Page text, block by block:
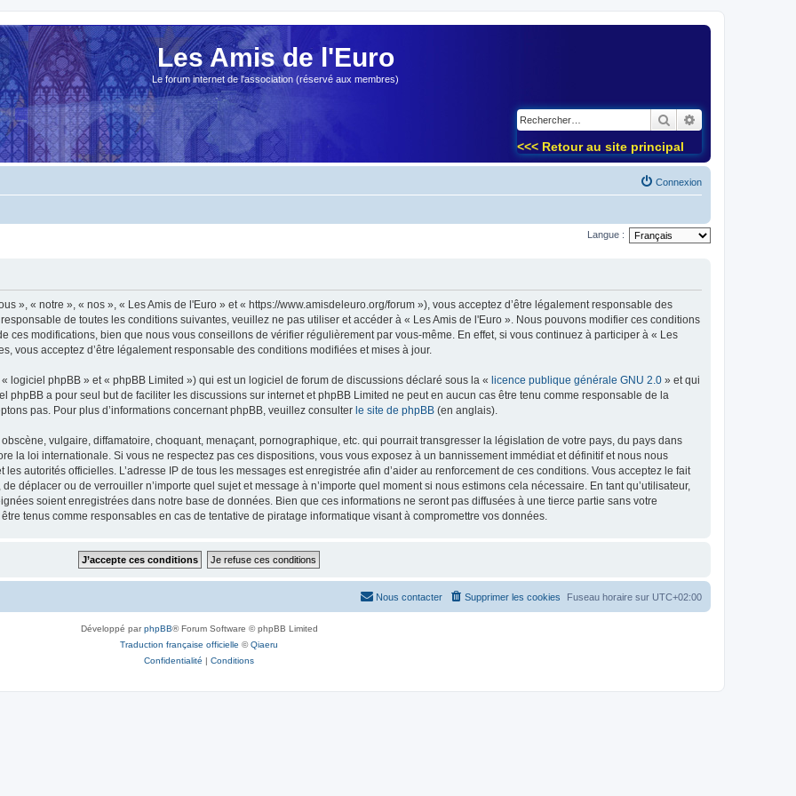
Les Amis de l'Euro
Le forum internet de l'association (réservé aux membres)
Rechercher
<<< Retour au site principal
Connexion
Langue :
», « notre », « nos », « Les Amis de l'Euro » et « https://www.amisdeleuro.org/forum »), vous acceptez d’être légalement responsable des
de toutes les conditions suivantes, veuillez ne pas utiliser et accéder à « Les Amis de l'Euro ». Nous pouvons modifier ces conditions
ces modifications, bien que nous vous conseillons de vérifier régulièrement par vous-même. En effet, si vous continuez à participer à « Les
vous acceptez d’être légalement responsable des conditions modifiées et mises à jour.
logiciel phpBB » et « phpBB Limited ») qui est un logiciel de forum de discussions déclaré sous la « licence publique générale GNU 2.0 » et qui
phpBB a pour seul but de faciliter les discussions sur internet et phpBB Limited ne peut en aucun cas être tenu comme responsable de la
pas. Pour plus d’informations concernant phpBB, veuillez consulter le site de phpBB (en anglais).
vulgaire, diffamatoire, choquant, menaçant, pornographique, etc. qui pourrait transgresser la législation de votre pays, du pays dans
la loi internationale. Si vous ne respectez pas ces dispositions, vous vous exposez à un bannissement immédiat et définitif et nous nous
autorités officielles. L’adresse IP de tous les messages est enregistrée afin d’aider au renforcement de ces conditions. Vous acceptez le fait
déplacer ou de verrouiller n’importe quel sujet et message à n’importe quel moment si nous estimons cela nécessaire. En tant qu’utilisateur,
soient enregistrées dans notre base de données. Bien que ces informations ne seront pas diffusées à une tierce partie sans votre
tenus comme responsables en cas de tentative de piratage informatique visant à compromettre vos données.
Fuseau horaire sur UTC+02:00
Supprimer les cookies
Nous contacter
Développé parphpBB® Forum Software © phpBB Limited
Traduction française officielle ©Qiaeru
Confidentialité | Conditions